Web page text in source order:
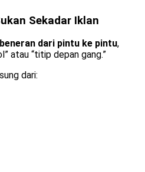
Sekadar Iklan
beneran dari pintu ke pintu,
atau “titip depan gang.”
dari: